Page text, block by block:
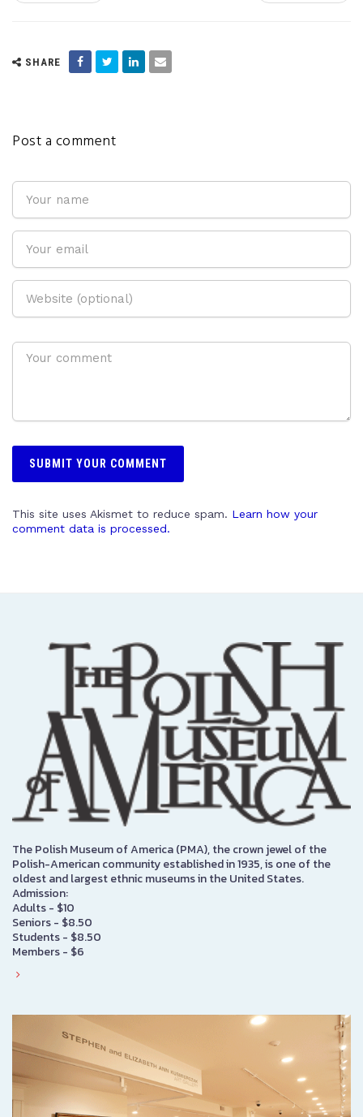
SHARE
Post a comment
This site uses Akismet to reduce spam. Learn how your
comment data is processed.
The Polish Museum of America (PMA), the crown jewel of the
Polish-American community established in 1935, is one of the
oldest and largest ethnic museums in the United States.
Admission:
Adults - $10
Seniors - $8.50
Students - $8.50
Members - $6